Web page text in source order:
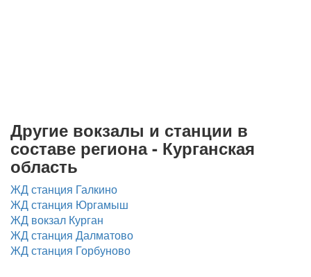
Другие вокзалы и станции в
составе региона - Курганская
область
ЖД станция Галкино
ЖД станция Юргамыш
ЖД вокзал Курган
ЖД станция Далматово
ЖД станция Горбуново